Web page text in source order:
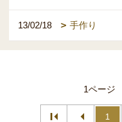
13/02/18 手作り
1ページ
1